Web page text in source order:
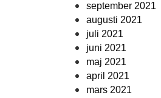
september 2021
augusti 2021
juli 2021
juni 2021
maj 2021
april 2021
mars 2021